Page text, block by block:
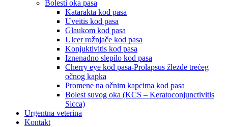
Bolesti oka pasa
Katarakta kod pasa
Uveitis kod pasa
Glaukom kod pasa
Ulcer rožnjače kod pasa
Konjuktivitis kod pasa
Iznenadno slepilo kod pasa
Cherry eye kod pasa-Prolapsus žlezde trećeg
očnog kapka
Promene na očnim kapcima kod pasa
Bolest suvog oka (KCS – Keratoconjunctivitis
Sicca)
Urgentna veterina
Kontakt